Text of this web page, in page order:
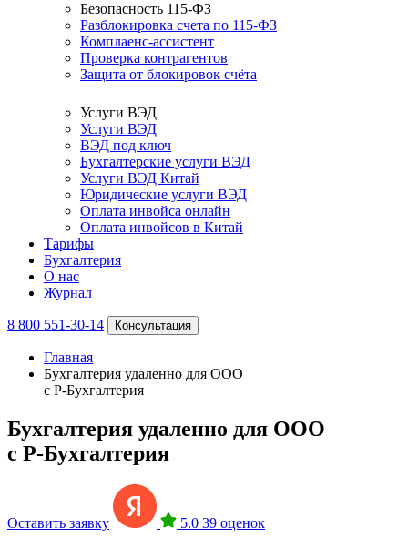
Безопасность 115-ФЗ
Разблокировка счета по 115-ФЗ
Комплаенс-ассистент
Проверка контрагентов
Защита от блокировок счёта
Услуги ВЭД
Услуги ВЭД
ВЭД под ключ
Бухгалтерские услуги ВЭД
Услуги ВЭД Китай
Юридические услуги ВЭД
Оплата инвойса онлайн
Оплата инвойсов в Китай
Тарифы
Бухгалтерия
О нас
Журнал
8 800 551-30-14 Консультация
Главная
Бухгалтерия удаленно для ООО
с Р-Бухгалтерия
Бухгалтерия удаленно для ООО
с Р-Бухгалтерия
Оставить заявку 5.0 39 оценок